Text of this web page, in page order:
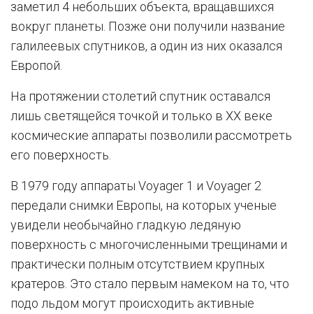
заметил 4 небольших объекта, вращавшихся
вокруг планеты. Позже они получили название
галилеевых спутников, а один из них оказался
Европой.
На протяжении столетий спутник оставался
лишь светящейся точкой и только в XX веке
космические аппараты позволили рассмотреть
его поверхность.
В 1979 году аппараты Voyager 1 и Voyager 2
передали снимки Европы, на которых ученые
увидели необычайно гладкую ледяную
поверхность с многочисленными трещинами и
практически полным отсутствием крупных
кратеров. Это стало первым намеком на то, что
подо льдом могут происходить активные